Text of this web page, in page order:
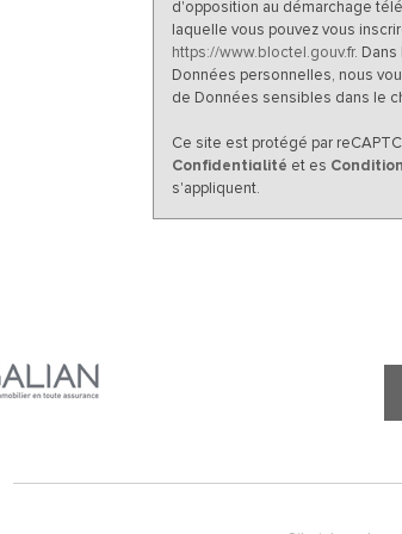
d'opposition au démarchage
laquelle vous pouvez vous
https://www.bloctel.gouv.fr.
Données personnelles, nous
de Données sensibles dans le
Ce site est protégé par
Confidentialité et es
s'appliquent.